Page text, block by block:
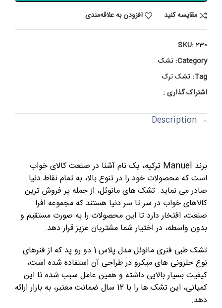
مقایسه کنید
افزودن به علاقه‌مندی
SKU: 230
Category: تشک
Tag: تشک ترک
اشتراک گذاری :
Description
برند Manuel ترکیه، یک نام آشنا در صنعت کالای خواب
است که محصولات خود را در تنوع بالا، به تمام نقاط دنیا
صادر می نماید. تشک های مانوئل، از جمله پر فروش ترین
کالاهای خواب در سر تا سر دنیا هستند که مجموعه افرا
صنعت، افتخار دارد تا این محصولات را به صورت مستقیم و
بدون واسطه، در اختیار شما مشتریان عزیز قرار دهد.
تشک طبی فنری مانوئل مدل پلاس 1 دو رو پد که از فنرهای
نوع حلزونی های میکرو در طراحی آن استفاده شده است،
کیفیت بسیار بالایی داشته و همین عامل سبب شده تا این
کمپانی، این تشک ها را با 12 سال ضمانت معتبر، به بازار ارائه
دهد.